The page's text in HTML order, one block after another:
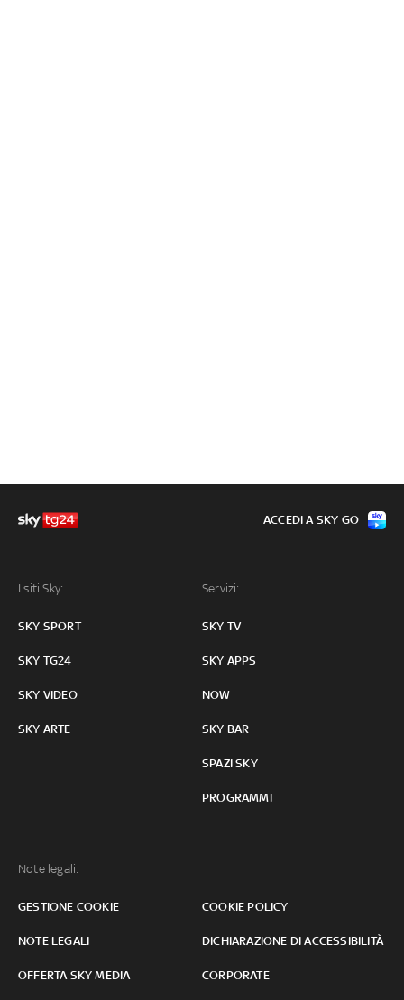
I siti Sky:
SKY SPORT
SKY TG24
SKY VIDEO
SKY ARTE
Servizi:
SKY TV
SKY APPS
NOW
SKY BAR
SPAZI SKY
PROGRAMMI
Note legali:
GESTIONE COOKIE COOKIE POLICY
NOTE LEGALI DICHIARAZIONE DI ACCESSIBILITÀ
OFFERTA SKY MEDIA CORPORATE
ACCEDI A SKY GO